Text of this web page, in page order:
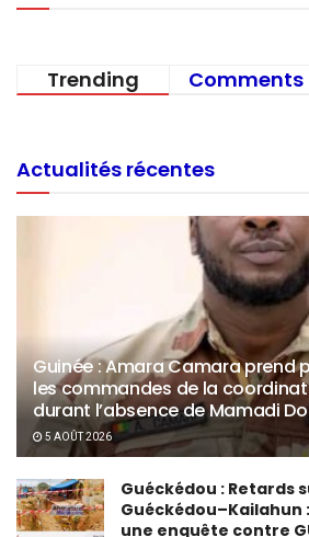
Trending Comments
Actualités récentes
Guinée : Amara Camara prend
les commandes de la
durant l’absence de Mamadi
5 AOÛT 2026
Guéckédou : Retards
Guéckédou–Kailahun
une enquête contre